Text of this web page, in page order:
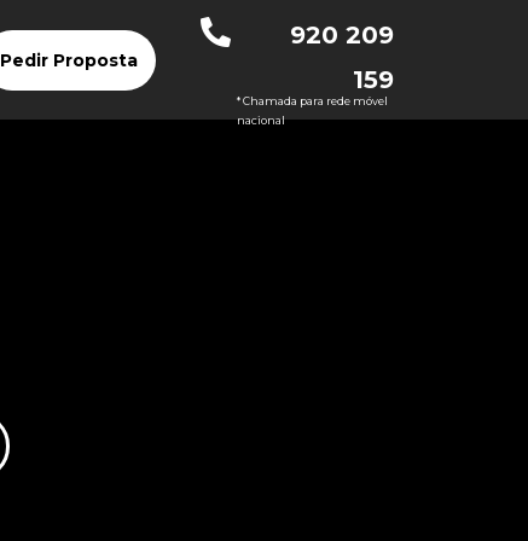
Pedir Proposta
920 209
159
* Chamada para rede móvel
nacional